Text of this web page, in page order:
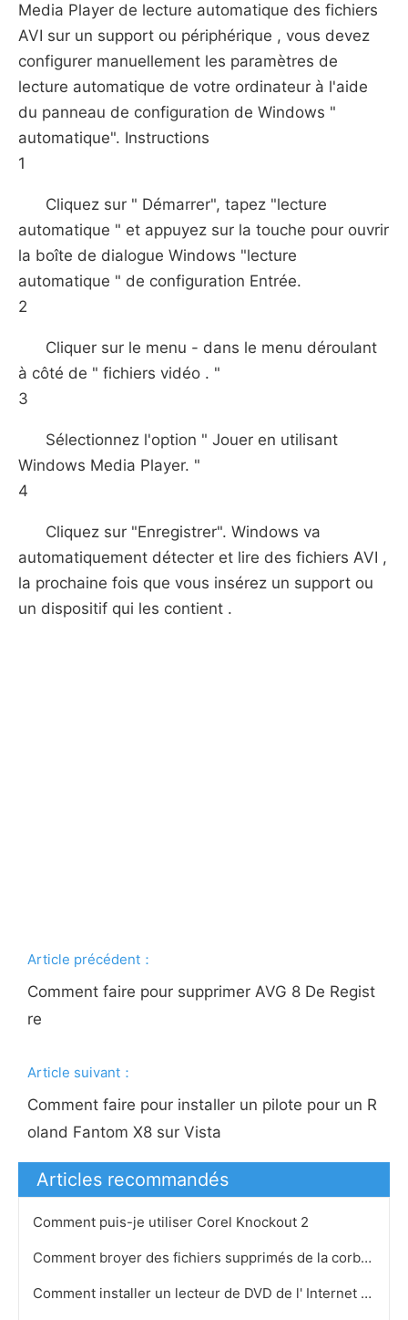
Media Player de lecture automatique des fichiers
AVI sur un support ou périphérique , vous devez
configurer manuellement les paramètres de
lecture automatique de votre ordinateur à l'aide
du panneau de configuration de Windows "
automatique". Instructions
1
Cliquez sur " Démarrer", tapez "lecture
automatique " et appuyez sur la touche pour ouvrir
la boîte de dialogue Windows "lecture
automatique " de configuration Entrée.
2
Cliquer sur le menu - dans le menu déroulant
à côté de " fichiers vidéo . "
3
Sélectionnez l'option " Jouer en utilisant
Windows Media Player. "
4
Cliquez sur "Enregistrer". Windows va
automatiquement détecter et lire des fichiers AVI ,
la prochaine fois que vous insérez un support ou
un dispositif qui les contient .
Article précédent：
Comment faire pour supprimer AVG 8 De Regist
re
Article suivant：
Comment faire pour installer un pilote pour un R
oland Fantom X8 sur Vista
Articles recommandés
Comment puis-je utiliser Corel Knockout 2
Comment broyer des fichiers supprimés de la corbeille Avec Fix- It
Comment installer un lecteur de DVD de l' Internet sur ​​mon ordinateur